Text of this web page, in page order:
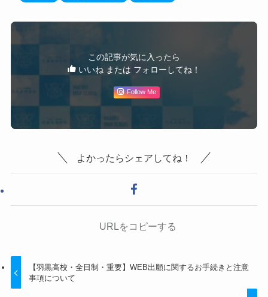
この記事が気に入ったら
いいね または フォローしてね！
Follow Me
よかったらシェアしてね！
URLをコピーする
【羽黒高校・全日制・重要】WEB出願に関するお手続きと注意
事項について